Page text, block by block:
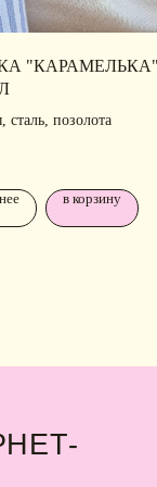
сталь, позолота
в корзину